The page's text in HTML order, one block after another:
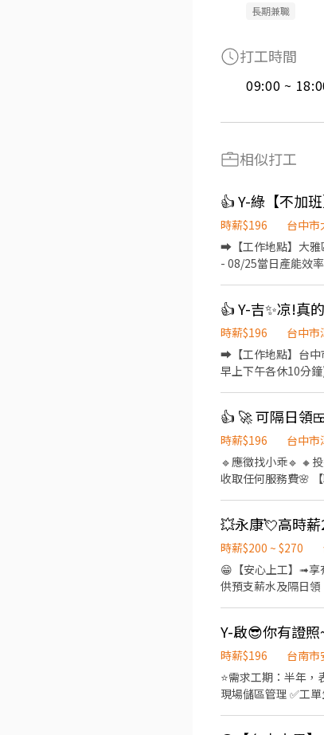
長期兼職
打工時間
09:00 ~
相似打工
時薪$196
台中市
➡️【工作地點】大
- 08/25當日產能效
名品牌手機加工
周休六日 ✅【安心
【 我 要 應 徵 】
電話:0933670253
⭐️~~♥~~♥~~╝
時薪$196
台中市
➡️【工作地點】台中
早上下午各休10分
塊/H ➡️薪資39K起.
個月:8000元 - ❤️久
✅【休假制度】周
✅【免費車位】免
⭐️~~♥~~♥~~╗ ↓↓
https://lin.ee/
時薪$196
台中市
🔹應徵找小乖🔹 🔸
收取任何服務費🌸 【職缺福利】 🔸可隔日領 🔸免加班 免學歷 🔸免費供餐 🔸免費汽機車停車場 🔸三節禮金🔸勞健保.特休 🔸典育
300/日)(誤餐費70元)
時薪$200 ~ $270
😁【安心上工】➟享
供預支薪水及隔日領，警示戶可協調 ∞∞∞◢┃職缺介紹┃◣∞∞∞ 📍工
元，檔期津貼25元/時 ⭐長期夜十 22:00-07:00，休息一小時，時薪230元，檔期津貼40元/時 ⭐長期夜十二短 00:00-
230元，檔期津貼40元/時 ∞∞∞◢┃詢問預約┃◣∞∞∞ ✅服務專員➠文文小姐 ✅
Y-啟😎你有證
時薪$196
台南市
⭐️需求工期：半年，
現場儲區管理 ✅工